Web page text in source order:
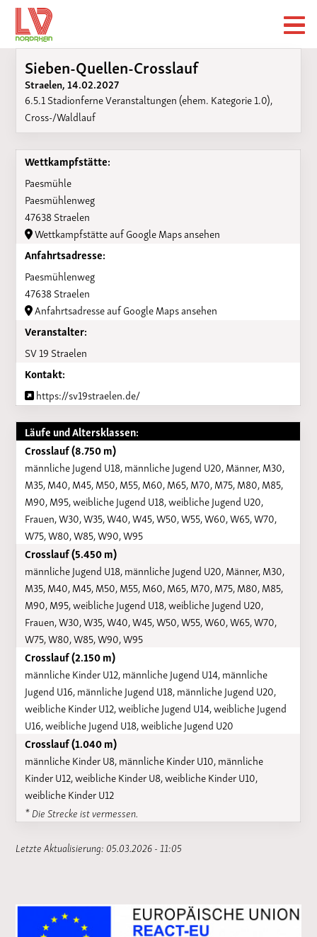
Sieben-Quellen-Crosslauf
Straelen, 14.02.2027
6.5.1 Stadionferne Veranstaltungen (ehem. Kategorie 1.0),
Cross-/Waldlauf
Wettkampfstätte:
Paesmühle
Paesmühlenweg
47638 Straelen
Wettkampfstätte auf Google Maps ansehen
Anfahrtsadresse:
Paesmühlenweg
47638 Straelen
Anfahrtsadresse auf Google Maps ansehen
Veranstalter:
SV 19 Straelen
Kontakt:
https://sv19straelen.de/
Läufe und Altersklassen:
Crosslauf (8.750 m)
männliche Jugend U18, männliche Jugend U20, Männer, M30,
M35, M40, M45, M50, M55, M60, M65, M70, M75, M80, M85,
M90, M95, weibliche Jugend U18, weibliche Jugend U20,
Frauen, W30, W35, W40, W45, W50, W55, W60, W65, W70,
W75, W80, W85, W90, W95
Crosslauf (5.450 m)
männliche Jugend U18, männliche Jugend U20, Männer, M30,
M35, M40, M45, M50, M55, M60, M65, M70, M75, M80, M85,
M90, M95, weibliche Jugend U18, weibliche Jugend U20,
Frauen, W30, W35, W40, W45, W50, W55, W60, W65, W70,
W75, W80, W85, W90, W95
Crosslauf (2.150 m)
männliche Kinder U12, männliche Jugend U14, männliche
Jugend U16, männliche Jugend U18, männliche Jugend U20,
weibliche Kinder U12, weibliche Jugend U14, weibliche Jugend
U16, weibliche Jugend U18, weibliche Jugend U20
Crosslauf (1.040 m)
männliche Kinder U8, männliche Kinder U10, männliche
Kinder U12, weibliche Kinder U8, weibliche Kinder U10,
weibliche Kinder U12
* Die Strecke ist vermessen.
Letzte Aktualisierung: 05.03.2026 - 11:05